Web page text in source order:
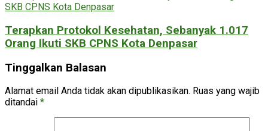
Terapkan Protokol Kesehatan, Sebanyak 1.017
Orang Ikuti SKB CPNS Kota Denpasar
Tinggalkan Balasan
Alamat email Anda tidak akan dipublikasikan. Ruas yang wajib
ditandai *